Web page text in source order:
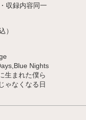
収録内容同一
）
Nights
生まれた僕ら
ゃなくなる日